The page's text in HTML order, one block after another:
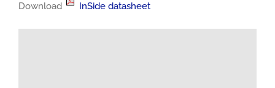
Download InSide datasheet